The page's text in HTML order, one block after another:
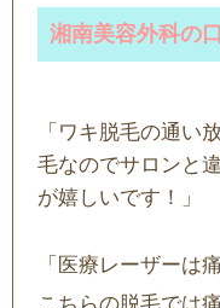
湘南美容外科の
「ワキ脱毛の通い
毛なのでサロンと
が嬉しいです！」
「医療レーザーは